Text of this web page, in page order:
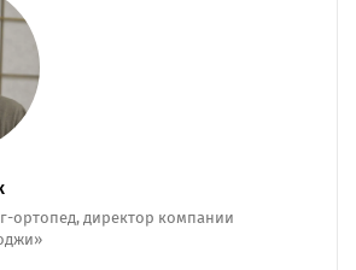
ортопед, директор компании